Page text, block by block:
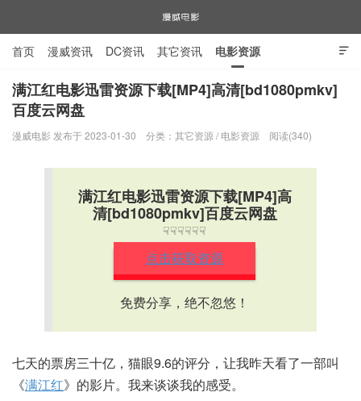
漫威电影

首页 漫威资讯 DC资讯 其它资讯 电影资源
电视剧资源 漫威图片
满江红电影迅雷资源下载[MP4]高清[bd1080pmkv]
百度云网盘
漫威电影 发布于 2023-01-30 分类： 其它资源 / 电影资源 阅读(340)
满江红电影迅雷资源下载[MP4]高
清[bd1080pmkv]百度云网盘
☟☟☟☟☟☟
点击获取资源
免费分享，绝不忽悠！
七天的票房三十亿，猫眼9.6的评分，让我昨天看了一部叫
《满江红》的影片。我来谈谈我的感受。